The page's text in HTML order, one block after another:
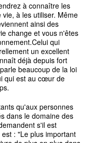
à connaître les
à les utiliser. Même
ainsi des
change et vous n'êtes
qui
un excellent
déjà depuis fort
beaucoup de la loi
qui est au cœur de
qu'aux personnes
dans le domaine des
s'il est
: "Le plus important